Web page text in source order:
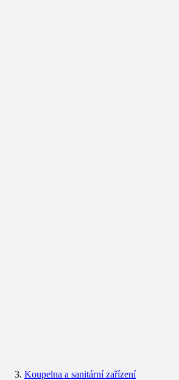
Koupelna a sanitární zařízení